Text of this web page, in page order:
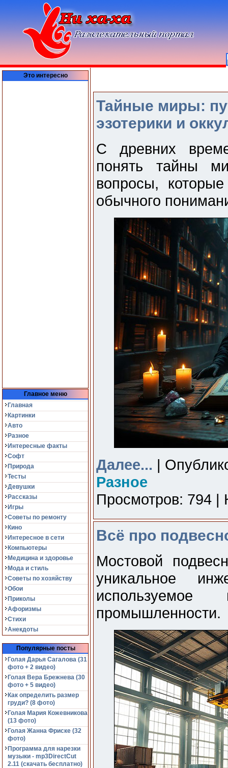
Это интересно
Главное меню
Главная
Картинки
Авто
Разное
Интересные факты
Софт
Природа
Тесты
Девушки
Рассказы
Игры
Советы по ремонту
Кино
Интересное в сети
Компьютеры
Медицина и здоровье
Мода и стиль
Советы по хозяйству
Обои
Приколы
Афоризмы
Стихи
Анекдоты
Популярные посты
Голая Дарья Сагалова (31
фото + 2 видео)
Голая Вера Брежнева (30
фото + 5 видео)
Как определить размер
груди? (8 фото)
Голая Мария Кожевникова
(13 фото)
Голая Жанна Фриске (32
фото)
Программа для нарезки
музыки - mp3DirectCut
2.11 (cкачать бесплатно)
Тайные миры:
эзотерики и
С древних
понять тайны
вопросы,
обычного
Далее... |
Разное
Просмотров: 794 |
Всё про
Мостовой
уникальное
промышленности.